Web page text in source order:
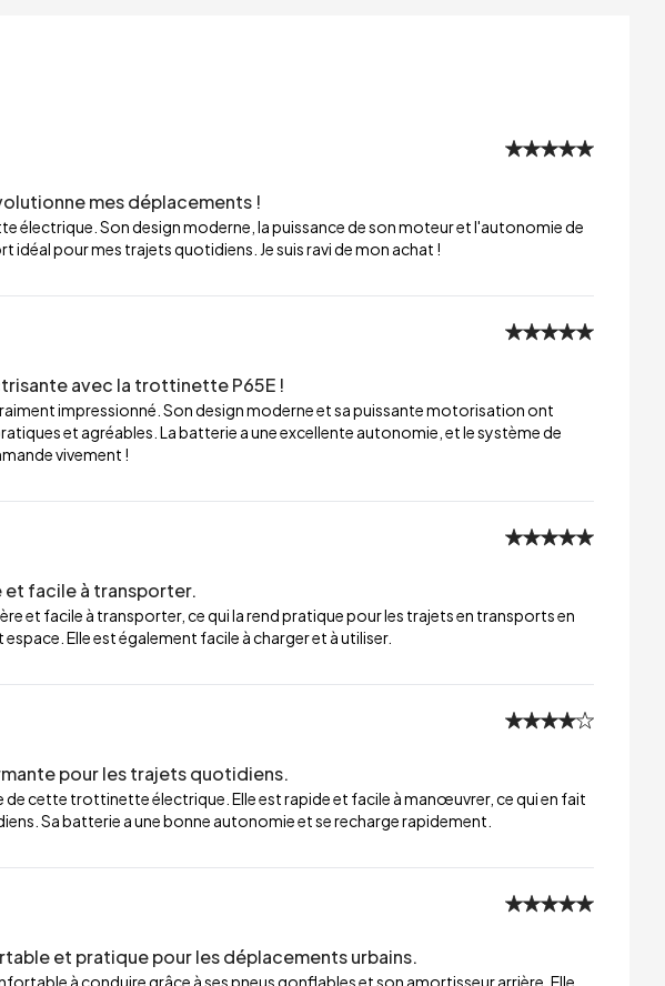
mes déplacements !
électrique. Son design moderne, la puissance de son moteur et l'autonomie de
pour mes trajets quotidiens. Je suis ravi de mon achat !
avec la trottinette P65E !
impressionné. Son design moderne et sa puissante motorisation ont
et agréables. La batterie a une excellente autonomie, et le système de
vivement !
facile à transporter.
et facile à transporter, ce qui la rend pratique pour les trajets en transports en
Elle est également facile à charger et à utiliser.
pour les trajets quotidiens.
de cette trottinette électrique. Elle est rapide et facile à manœuvrer, ce qui en fait
Sa batterie a une bonne autonomie et se recharge rapidement.
et pratique pour les déplacements urbains.
à conduire grâce à ses pneus gonflables et son amortisseur arrière. Elle